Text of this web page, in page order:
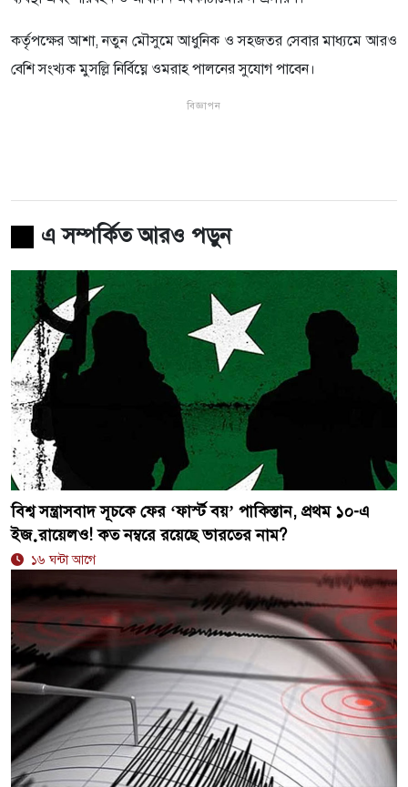
কর্তৃপক্ষের আশা, নতুন মৌসুমে আধুনিক ও সহজতর সেবার মাধ্যমে আরও
বেশি সংখ্যক মুসল্লি নির্বিঘ্নে ওমরাহ পালনের সুযোগ পাবেন।
বিজ্ঞাপন
এ সম্পর্কিত আরও পড়ুন
বিশ্ব সন্ত্রাসবাদ সূচকে ফের ‘ফার্স্ট বয়’ পাকিস্তান, প্রথম ১০-এ
ইজ়রায়েলও! কত নম্বরে রয়েছে ভারতের নাম?
১৬ ঘন্টা আগে